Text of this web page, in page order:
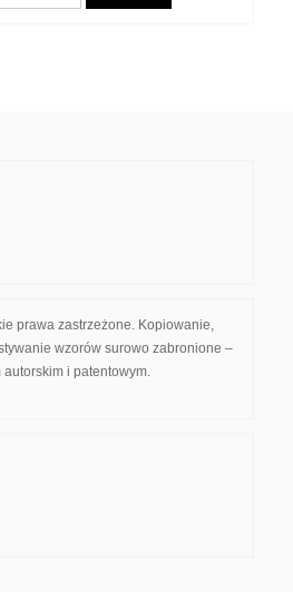
prawa zastrzeżone. Kopiowanie,
wzorów surowo zabronione –
i patentowym.